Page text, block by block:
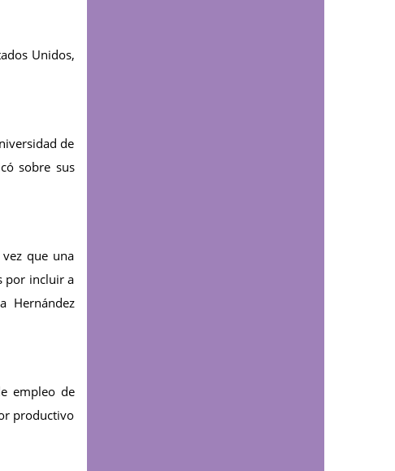
Unidos,
de
sobre sus
que una
por incluir a
Hernández
empleo de
productivo